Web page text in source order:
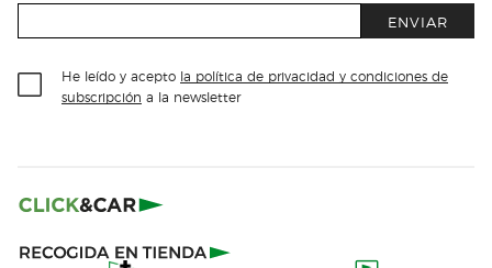
ENVIAR
He leído y acepto la política de privacidad y condiciones de
subscripción a la newsletter